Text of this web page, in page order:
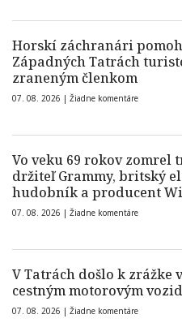
Horskí záchranári
Západných Tatrách
zraneným členkom
07. 08. 2026 | Žiadne komentáre
Vo veku 69 rokov zomrel
držiteľ Grammy, britský
hudobník a producent
07. 08. 2026 | Žiadne komentáre
V Tatrách došlo k zrážke
cestným motorovým
07. 08. 2026 | Žiadne komentáre